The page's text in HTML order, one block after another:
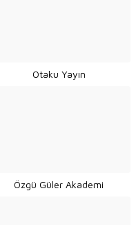
Otaku Yayın
Özgü Güler Akademi